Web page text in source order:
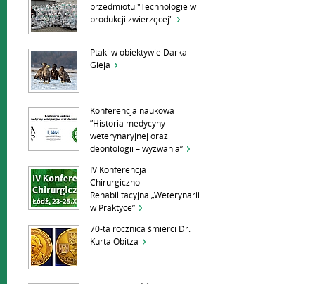
przedmiotu "Technologie w
produkcji zwierzęcej"
Ptaki w obiektywie Darka
Gieja
Konferencja naukowa
”Historia medycyny
weterynaryjnej oraz
deontologii – wyzwania”
IV Konferencja
Chirurgiczno-
Rehabilitacyjna „Weterynarii
w Praktyce”
70-ta rocznica śmierci Dr.
Kurta Obitza